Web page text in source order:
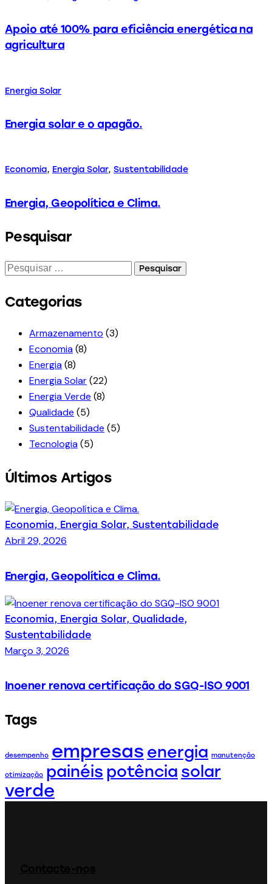
Apoio até 100% para eficiência energética na
agricultura
Energia Solar
Energia solar e o apagão.
Economia, Energia Solar, Sustentabilidade
Energia, Geopolítica e Clima.
Pesquisar
Categorias
Armazenamento (3)
Economia(8)
Energia(8)
Energia Solar(22)
Energia Verde (8)
Qualidade (5)
Sustentabilidade (5)
Tecnologia(5)
Últimos Artigos
Economia, Energia Solar, Sustentabilidade
Abril 29, 2026
Energia, Geopolítica e Clima.
Economia, Energia Solar, Qualidade,
Sustentabilidade
Março 3, 2026
Inoener renova certificação do SGQ-ISO 9001
Tags
desempenho empresas energia manutenção
otimização painéis potência solar
verde